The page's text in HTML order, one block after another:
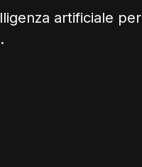
artificiale per